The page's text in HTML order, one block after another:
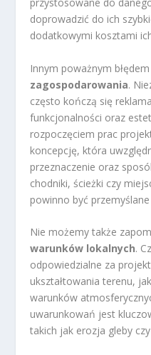
przystosowane do
doprowadzić do ich
dodatkowymi kosztami
Innym poważnym
zagospodarowania.
często kończą się
funkcjonalności oraz
rozpoczęciem prac
koncepcję, która
przeznaczenie oraz
chodniki, ścieżki czy
powinno być
Nie możemy także
warunków lokalnych.
odpowiedzialne za
ukształtowania terenu,
warunków
uwarunkowań jest
takich jak erozja gleby